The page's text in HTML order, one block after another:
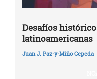
Desafíos
latinoamericanas
Juan J. Paz-y-Miño Cepeda